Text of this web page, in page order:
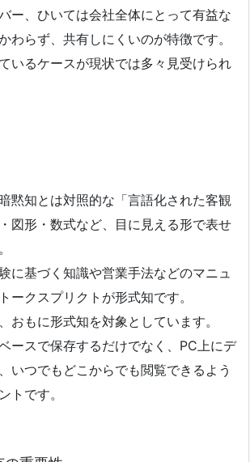
ー、ひいては会社全体にとって有益な
わらず、共有しにくいのが特徴です。
いるケースが現状では多々見受けられ
黙知とは対照的な「言語化された客観
図形・数式など、目に見える形で表せ
に基づく知識や営業手法などのマニュ
ークスプリクトが形式知です。
おもに形式知を対象としています。
ースで保存するだけでなく、PC上にデ
いつでもどこからでも閲覧できるよう
トです。